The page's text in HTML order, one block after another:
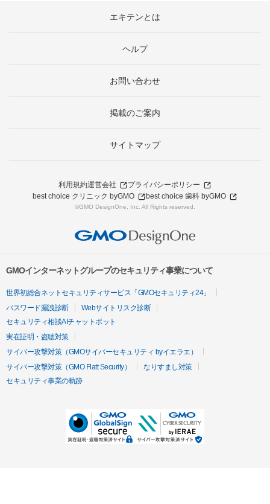
エキテンとは
ヘルプ
お問い合わせ
掲載のご案内
サイトマップ
利用規約運営会社
プライバシーポリシー
best choice クリニック byGMO
best choice 歯科 byGMO
©GMO DesignOne, Inc. All Rights reserved.
GMOインターネットグループのセキュリティ事業について
世界初総合ネットセキュリティサービス「GMOセキュリティ24」
パスワード漏洩診断
Webサイトリスク診断
セキュリティ相談AIチャットボット
実在証明・盗聴対策
サイバー攻撃対策（GMOサイバーセキュリティ byイエラエ）
サイバー攻撃対策（GMO Flatt Security）
なりすまし対策
セキュリティ事業の軌跡